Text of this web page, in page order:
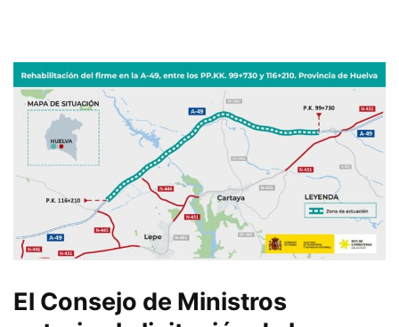
El Consejo de Ministros